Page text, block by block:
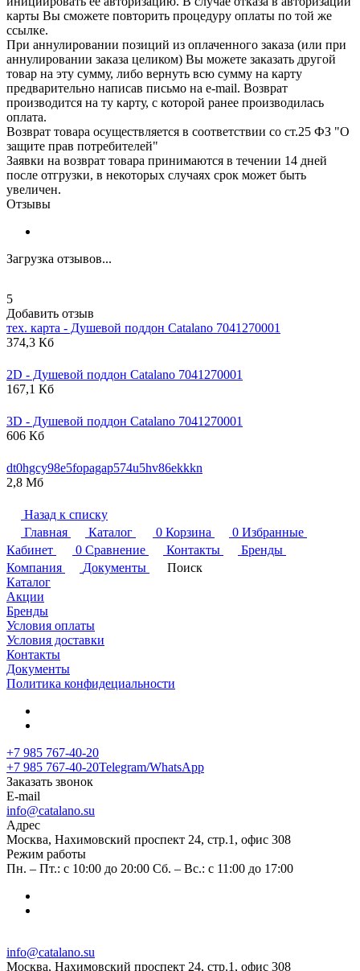
карты Вы сможете повторить процедуру оплаты по той же
ссылке.
При аннулировании позиций из оплаченного заказа (или при
аннулировании заказа целиком) Вы можете заказать другой
товар на эту сумму, либо вернуть всю сумму на карту
предварительно написав письмо на e-mail. Возврат
производится на ту карту, с которой ранее производилась
оплата.
Возврат товара осуществляется в соответствии со ст.25 ФЗ "О
защите прав потребителей"
Заявки на возврат товара принимаются в течении 14 дней
после отгрузки, в некоторых случаях срок может быть
увеличен.
Отзывы
Загрузка отзывов...
5
Добавить отзыв
тех. карта - Душевой поддон Catalano 7041270001
374,3 Кб
2D - Душевой поддон Catalano 7041270001
167,1 Кб
3D - Душевой поддон Catalano 7041270001
606 Кб
dt0hgcy98e5fopagap574u5hv86ekkkn
2,8 Мб
Назад к списку
Главная
Каталог 0 Корзина 0 Избранные
Кабинет
0 Сравнение Контакты
Бренды
Компания
Документы
Поиск
Каталог
Акции
Бренды
Условия оплаты
Условия доставки
Контакты
Документы
Политика конфидециальности
+7 985 767-40-20
+7 985 767-40-20Telegram/WhatsApp
Заказать звонок
E-mail
info@catalano.su
Адрес
Москва, Нахимовский проспект 24, стр.1, офис 308
Режим работы
Пн. – Пт.: с 10:00 до 20:00 Сб. – Вс.: с 11:00 до 17:00
info@catalano.su
Москва, Нахимовский проспект 24, стр.1, офис 308